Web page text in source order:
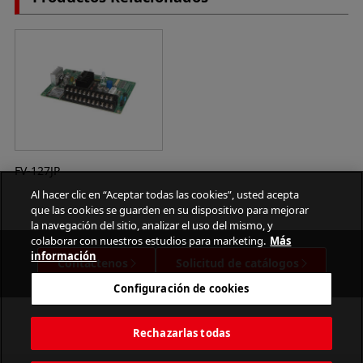
FV-127JP
Contáctenos Solicitud de catálogos
Al hacer clic en “Aceptar todas las cookies”, usted acepta
que las cookies se guarden en su dispositivo para mejorar
la navegación del sitio, analizar el uso del mismo, y
colaborar con nuestros estudios para marketing. Más
información
Configuración de cookies
Rechazarlas todas